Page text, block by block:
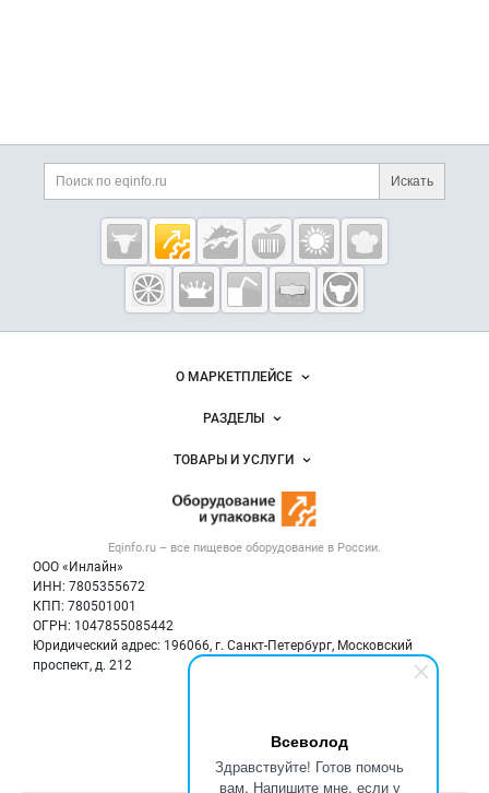
Всеволод
Здравствуйте! Готов помочь
вам. Напишите мне, если у
Дополнительная информация
Поиск по сайту и
Искать
Cсылки на полезные проекты
Eqinfo.ru —
пищевое
оборудование
и упаковка
Важные разделы и контакты
Eqinfo.ru – все пищевое оборудование в России.
ООО «Инлайн»
ИНН: 7805355672
КПП: 780501001
ОГРН: 1047855085442
Юридический адрес: 196066, г. Санкт-Петербург, Московский
проспект, д. 212
Навигация по сайтуО МАРКЕТПЛЕЙСЕ
Новости Eqinfo.ru
Размещение рекламы
Публичная оферта
Контактная информация
Политика обработки персональных данных
РАЗДЕЛЫ
Объявления
Вакансии
ТОВАРЫ И УСЛУГИ
Оборудование для пищепрома
Тара и упаковка
Б/у оборудование
Карта объявлений